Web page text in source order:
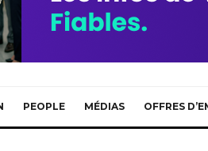
PEOPLE MÉDIAS OFFRES